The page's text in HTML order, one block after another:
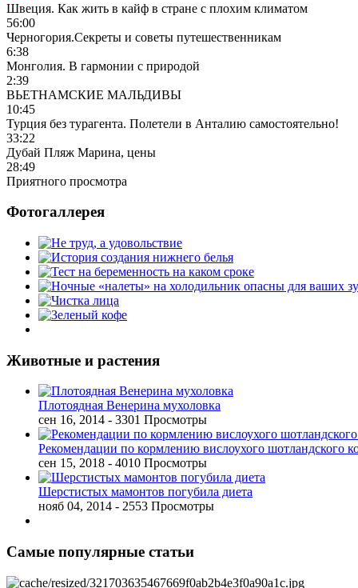
Швеция. Как жить в кайф в стране с плохим климатом
56:00
Черногория.Секреты и советы путешественникам
6:38
Монголия. В гармонии с природой
2:39
ВЬЕТНАМСКИЕ МАЛЬДИВЫ
10:45
Турция без турагента. Полетели в Анталию самостоятельно!
33:22
Дубай Пляж Марина, цены
28:49
Приятного просмотра
Фотогаллерея
Животные и растения
Плотоядная Венерина мухоловка
сен 16, 2014 - 3301 Просмотры
Рекомендации по кормлению вислоухого шотландского
сен 15, 2018 - 4010 Просмотры
Шерстистых мамонтов погубила диета
нояб 04, 2014 - 2553 Просмотры
Самые популярные статьи